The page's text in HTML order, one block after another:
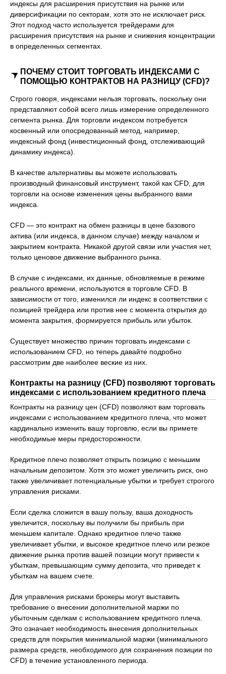
индексы для расширения присутствия на рынке или
диверсификации по секторам, хотя это не исключает риск.
Этот подход часто используется трейдерами для
расширения присутствия на рынке и снижения концентрации
в определенных сегментах.
ПОЧЕМУ СТОИТ ТОРГОВАТЬ ИНДЕКСАМИ С
ПОМОЩЬЮ КОНТРАКТОВ НА РАЗНИЦУ (CFD)?
Строго говоря, индексами нельзя торговать, поскольку они
представляют собой всего лишь измерение определенного
сегмента рынка. Для торговли индексом потребуется
косвенный или опосредованный метод, например,
индексный фонд (инвестиционный фонд, отслеживающий
динамику индекса).
В качестве альтернативы вы можете использовать
производный финансовый инструмент, такой как CFD, для
торговли на основе изменения цены выбранного вами
индекса.
CFD — это контракт на обмен разницы в цене базового
актива (или индекса, в данном случае) между началом и
закрытием контракта. Никакой другой связи или участия нет,
только ценовое движение выбранного рынка.
В случае с индексами, их данные, обновляемые в режиме
реального времени, используются в торговле CFD. В
зависимости от того, изменился ли индекс в соответствии с
позицией трейдера или против нее с момента открытия до
момента закрытия, формируется прибыль или убыток.
Существует множество причин торговать индексами с
использованием CFD, но теперь давайте подробно
рассмотрим две наиболее веские из них.
Контракты на разницу (CFD) позволяют торговать
индексами с использованием кредитного плеча
Контракты на разницу цен (CFD) позволяют вам торговать
индексами с использованием кредитного плеча, что может
кардинально изменить вашу торговлю, если вы примете
необходимые меры предосторожности.
Кредитное плечо позволяет открыть позицию с меньшим
начальным депозитом. Хотя это может увеличить риск, оно
также увеличивает потенциальные убытки и требует строгого
управления рисками.
Если сделка сложится в вашу пользу, ваша доходность
увеличится, поскольку вы получили бы прибыль при
меньшем капитале. Однако кредитное плечо также
увеличивает убытки, и высокое кредитное плечо или резкое
движение рынка против вашей позиции могут привести к
убыткам, превышающим сумму депозита, что приведет к
убыткам на вашем счете.
Для управления рисками брокеры могут выставить
требование о внесении дополнительной маржи по
убыточным сделкам с использованием кредитного плеча.
Это означает необходимость внесения дополнительных
средств для покрытия минимальной маржи (минимального
размера средств, необходимого для сохранения позиции по
CFD) в течение установленного периода.